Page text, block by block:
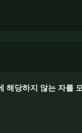
해당하지 않는 자를